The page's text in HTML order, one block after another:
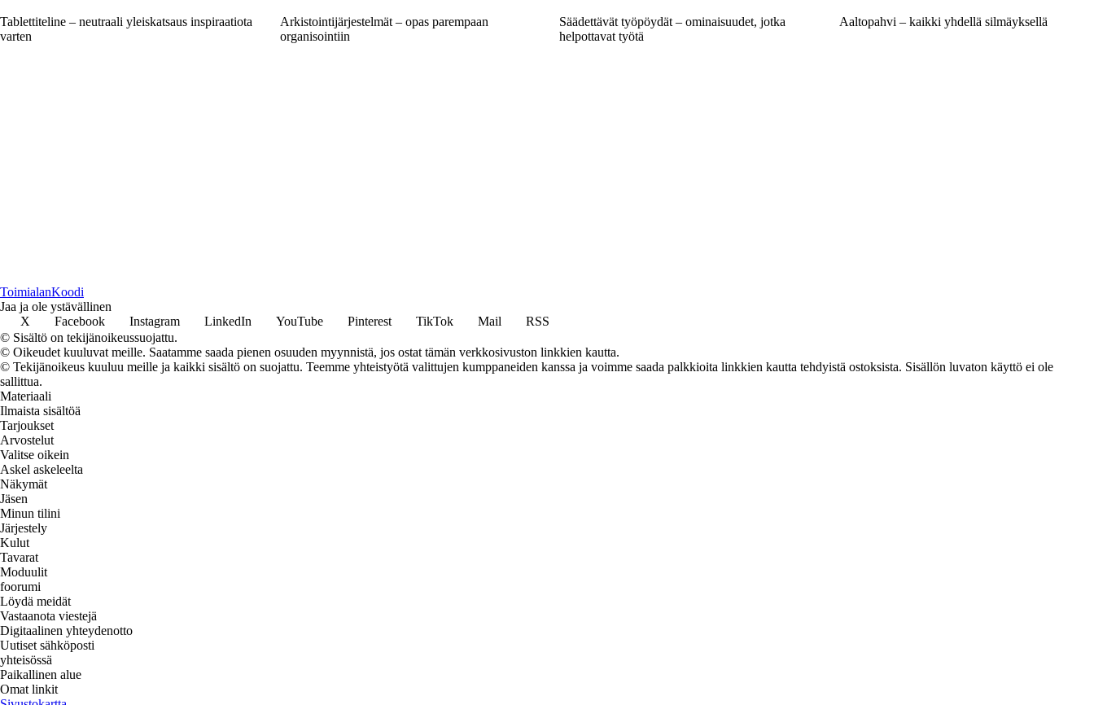
Tablettiteline – neutraali yleiskatsaus inspiraatiota
varten
Arkistointijärjestelmät – opas parempaan
organisointiin
Säädettävät työpöydät – ominaisuudet, jotka
helpottavat työtä
Aaltopahvi – kaikki yhdellä silmäyksellä
ToimialanKoodi
Jaa ja ole ystävällinen
X
Facebook Instagram LinkedIn YouTube Pinterest TikTok Mail
RSS
© Sisältö on tekijänoikeussuojattu.
© Oikeudet kuuluvat meille. Saatamme saada pienen osuuden myynnistä, jos ostat tämän verkkosivuston linkkien kautta.
© Tekijänoikeus kuuluu meille ja kaikki sisältö on suojattu. Teemme yhteistyötä valittujen kumppaneiden kanssa ja voimme saada palkkioita linkkien kautta tehdyistä ostoksista. Sisällön luvaton käyttö ei ole
sallittua.
Materiaali
Ilmaista sisältöä
Tarjoukset
Arvostelut
Valitse oikein
Askel askeleelta
Näkymät
Jäsen
Minun tilini
Järjestely
Kulut
Tavarat
Moduulit
foorumi
Löydä meidät
Vastaanota viestejä
Digitaalinen yhteydenotto
Uutiset sähköposti
yhteisössä
Paikallinen alue
Omat linkit